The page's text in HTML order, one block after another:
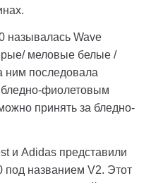
называлась Wave
меловые белые /
ним последовала
фиолетовым
принять за бледно-
и Adidas представили
под названием V2. Этот